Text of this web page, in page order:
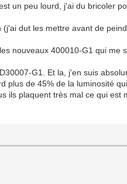
un peu lourd, j'ai du bricoler
dut les mettre avant de
nouveaux 400010-G1 qui me
G1. Et la, j'en suis
plus de 45% de la luminosité
ils plaquent très mal ce qui est